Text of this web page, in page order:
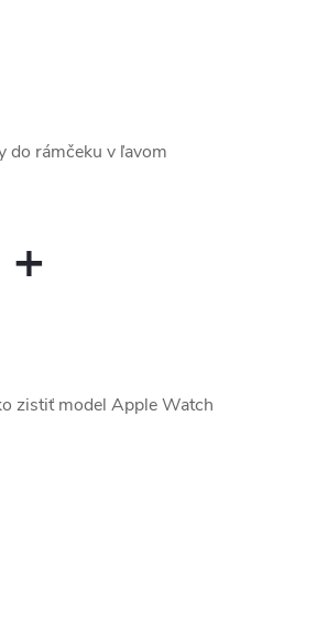
do rámčeku v ľavom
zistiť model Apple Watch